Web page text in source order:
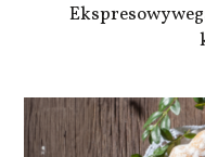
Ekspresowy